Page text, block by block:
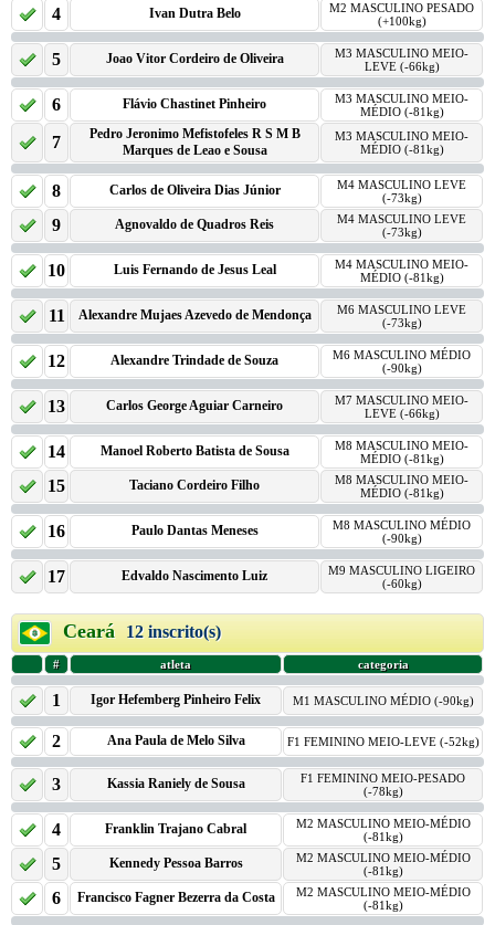
4 Ivan Dutra Belo
M2 MASCULINO PESADO
(+100kg)
5 Joao Vitor Cordeiro de Oliveira
M3 MASCULINO MEIO-
LEVE (-66kg)
6 Flávio Chastinet Pinheiro
M3 MASCULINO MEIO-
MÉDIO (-81kg)
7
Pedro Jeronimo Mefistofeles R S M B
Marques de Leao e Sousa
M3 MASCULINO MEIO-
MÉDIO (-81kg)
8 Carlos de Oliveira Dias Júnior
M4 MASCULINO LEVE
(-73kg)
9 Agnovaldo de Quadros Reis
M4 MASCULINO LEVE
(-73kg)
10 Luis Fernando de Jesus Leal
M4 MASCULINO MEIO-
MÉDIO (-81kg)
11 Alexandre Mujaes Azevedo de Mendonça
M6 MASCULINO LEVE
(-73kg)
12 Alexandre Trindade de Souza
M6 MASCULINO MÉDIO
(-90kg)
13 Carlos George Aguiar Carneiro
M7 MASCULINO MEIO-
LEVE (-66kg)
14 Manoel Roberto Batista de Sousa
M8 MASCULINO MEIO-
MÉDIO (-81kg)
15 Taciano Cordeiro Filho
M8 MASCULINO MEIO-
MÉDIO (-81kg)
16 Paulo Dantas Meneses
M8 MASCULINO MÉDIO
(-90kg)
17 Edvaldo Nascimento Luiz
M9 MASCULINO LIGEIRO
(-60kg)
Ceará 12 inscrito(s)
# atleta categoria
1 Igor Hefemberg Pinheiro Felix M1 MASCULINO MÉDIO (-90kg)
2 Ana Paula de Melo Silva F1 FEMININO MEIO-LEVE (-52kg)
3 Kassia Raniely de Sousa
F1 FEMININO MEIO-PESADO
(-78kg)
4 Franklin Trajano Cabral
M2 MASCULINO MEIO-MÉDIO
(-81kg)
5 Kennedy Pessoa Barros
M2 MASCULINO MEIO-MÉDIO
(-81kg)
6 Francisco Fagner Bezerra da Costa
M2 MASCULINO MEIO-MÉDIO
(-81kg)